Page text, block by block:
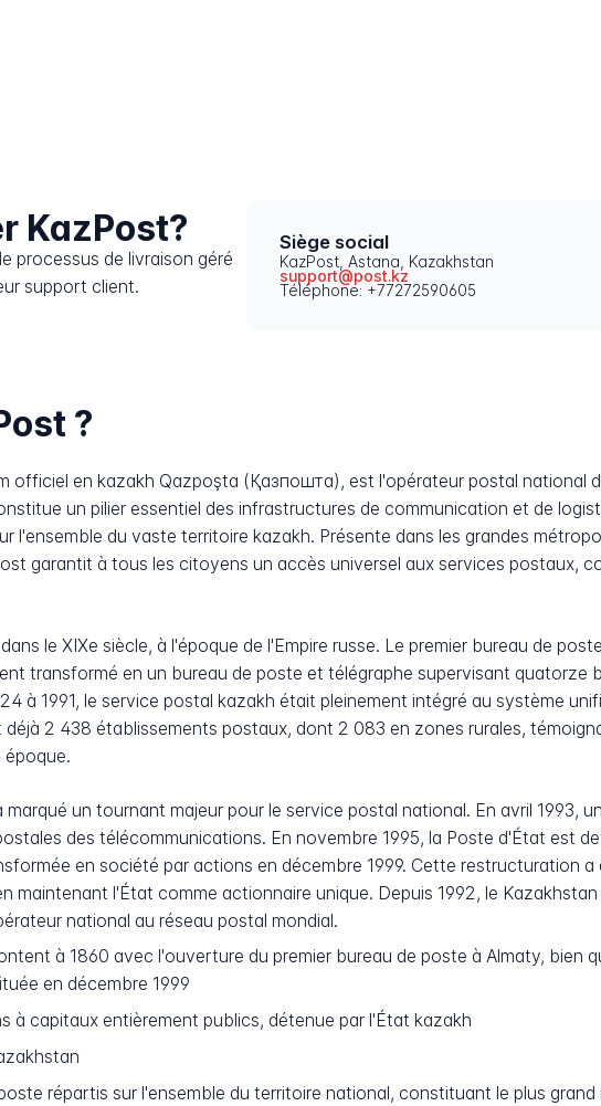
KazPost?
processus de livraison géré
support client.
Siège social
KazPost, Astana, Kazakhstan
support@post.kz
Téléphone: +77272590605
?
officiel en kazakh Qazpoşta (Қазпошта), est l'opérateur postal national
un pilier essentiel des infrastructures de communication et de
l'ensemble du vaste territoire kazakh. Présente dans les grandes
garantit à tous les citoyens un accès universel aux services postaux,
le XIXe siècle, à l'époque de l'Empire russe. Le premier bureau de
transformé en un bureau de poste et télégraphe supervisant quatorze
à 1991, le service postal kazakh était pleinement intégré au système
déjà 2 438 établissements postaux, dont 2 083 en zones rurales,
époque.
marqué un tournant majeur pour le service postal national. En avril 1993,
des télécommunications. En novembre 1995, la Poste d'État est
en société par actions en décembre 1999. Cette restructuration
maintenant l'État comme actionnaire unique. Depuis 1992, le
national au réseau postal mondial.
à 1860 avec l'ouverture du premier bureau de poste à Almaty, bien
en décembre 1999
à capitaux entièrement publics, détenue par l'État kazakh
répartis sur l'ensemble du territoire national, constituant le plus